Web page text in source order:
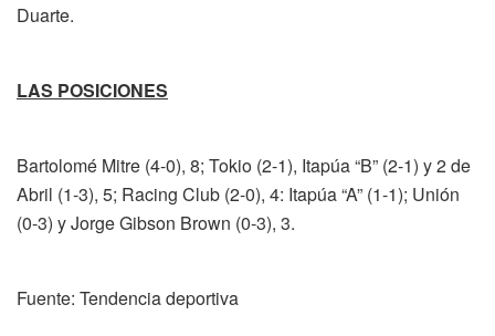
Duarte.
LAS POSICIONES
Bartolomé Mitre (4-0), 8; Tokio (2-1), Itapúa “B” (2-1) y 2 de
Abril (1-3), 5; Racing Club (2-0), 4: Itapúa “A” (1-1); Unión
(0-3) y Jorge Gibson Brown (0-3), 3.
Fuente: Tendencia deportiva